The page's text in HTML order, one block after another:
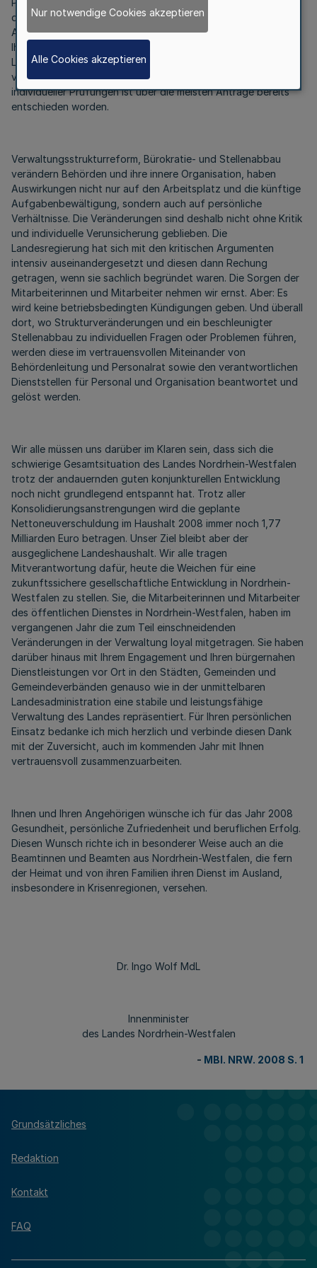
Personaleinsatzmanagement, das den Umbau der Verwaltung
durch Gestaltung eines ressortübergreifenden internen
Arbeitsmarktes begleitet. In diesem Kontext hat das Kabinett
Ihnen, den Mitarbeiterinnen und Mitarbeitern der
Landesverwaltung, eine Reihe besonderer Anreize zum
vorzeitigen Abbau von kw-Vermerken angeboten. Im Rahmen
individueller Prüfungen ist über die meisten Anträge bereits
entschieden worden.
Verwaltungsstrukturreform, Bürokratie- und Stellenabbau
verändern Behörden und ihre innere Organisation, haben
Auswirkungen nicht nur auf den Arbeitsplatz und die künftige
Aufgabenbewältigung, sondern auch auf persönliche
Verhältnisse. Die Veränderungen sind deshalb nicht ohne Kritik
und individuelle Verunsicherung geblieben. Die
Landesregierung hat sich mit den kritischen Argumenten
intensiv auseinandergesetzt und diesen dann Rechung
getragen, wenn sie sachlich begründet waren. Die Sorgen der
Mitarbeiterinnen und Mitarbeiter nehmen wir ernst. Aber: Es
wird keine betriebsbedingten Kündigungen geben. Und überall
dort, wo Strukturveränderungen und ein beschleunigter
Stellenabbau zu individuellen Fragen oder Problemen führen,
werden diese im vertrauensvollen Miteinander von
Behördenleitung und Personalrat sowie den verantwortlichen
Dienststellen für Personal und Organisation beantwortet und
gelöst werden.
Wir alle müssen uns darüber im Klaren sein, dass sich die
schwierige Gesamtsituation des Landes Nordrhein-Westfalen
trotz der andauernden guten konjunkturellen Entwicklung
noch nicht grundlegend entspannt hat. Trotz aller
Konsolidierungsanstrengungen wird die geplante
Nettoneuverschuldung im Haushalt 2008 immer noch 1,77
Milliarden Euro betragen. Unser Ziel bleibt aber der
ausgeglichene Landeshaushalt. Wir alle tragen
Mitverantwortung dafür, heute die Weichen für eine
zukunftssichere gesellschaftliche Entwicklung in Nordrhein-
Westfalen zu stellen. Sie, die Mitarbeiterinnen und Mitarbeiter
des öffentlichen Dienstes in Nordrhein-Westfalen, haben im
vergangenen Jahr die zum Teil einschneidenden
Veränderungen in der Verwaltung loyal mitgetragen. Sie haben
darüber hinaus mit Ihrem Engagement und Ihren bürgernahen
Dienstleistungen vor Ort in den Städten, Gemeinden und
Gemeindeverbänden genauso wie in der unmittelbaren
Landesadministration eine stabile und leistungsfähige
Verwaltung des Landes repräsentiert. Für Ihren persönlichen
Einsatz bedanke ich mich herzlich und verbinde diesen Dank
mit der Zuversicht, auch im kommenden Jahr mit Ihnen
vertrauensvoll zusammenzuarbeiten.
Ihnen und Ihren Angehörigen wünsche ich für das Jahr 2008
Gesundheit, persönliche Zufriedenheit und beruflichen Erfolg.
Diesen Wunsch richte ich in besonderer Weise auch an die
Beamtinnen und Beamten aus Nordrhein-Westfalen, die fern
der Heimat und von ihren Familien ihren Dienst im Ausland,
insbesondere in Krisenregionen, versehen.
Dr. Ingo Wolf MdL
Innenminister
des Landes Nordrhein-Westfalen
- MBl. NRW. 2008 S. 1
Grundsätzliches
Redaktion
Kontakt
FAQ
Nur notwendige Cookies akzeptieren
Alle Cookies akzeptieren